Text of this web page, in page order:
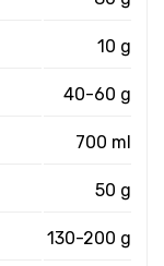
10 g
40-60 g
700 ml
50 g
130-200 g